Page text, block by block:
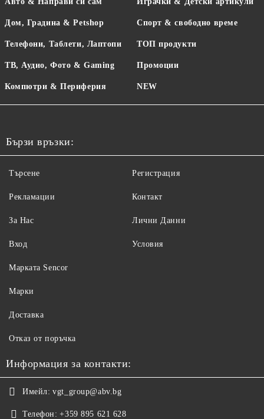
Дом, Градина & Petshop
Телефони, Таблети, Лаптопи
ТВ, Аудио, Фото & Gaming
Компютри & Периферия
Спорт & свободно време
ТОП продукти
Промоции
NEW
Бързи връзки:
Търсене
Рекламации
За Нас
Вход
Регистрация
Контакт
Лични Данни
Условия
Maрката Sencor
Марки
Доставка
Отказ от поръчка
Информация за контакти:
Имейл: vgt_group@abv.bg
Телефон: +359 895 621 628